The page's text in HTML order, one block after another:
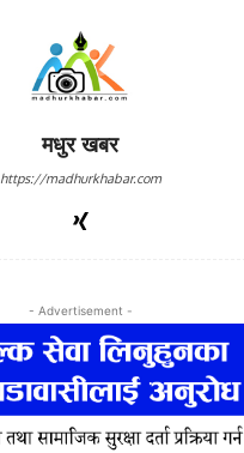
मधुर खबर
https://madhurkhabar.com
- Advertisement -